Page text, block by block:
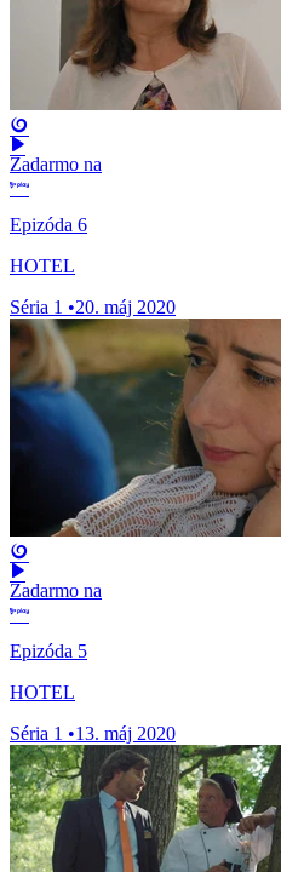
Zadarmo na
Epizóda 6
HOTEL
Séria 1 •20. máj 2020
Zadarmo na
Epizóda 5
HOTEL
Séria 1 •13. máj 2020